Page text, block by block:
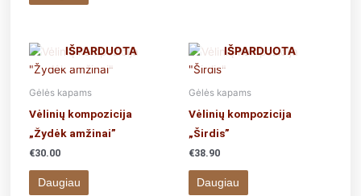
IŠPARDUOTA
Gėlės kapams
Vėlinių kompozicija
„Žydėk amžinai”
€30.00
Daugiau
IŠPARDUOTA
Gėlės kapams
Vėlinių kompozicija
„Širdis”
€38.90
Daugiau